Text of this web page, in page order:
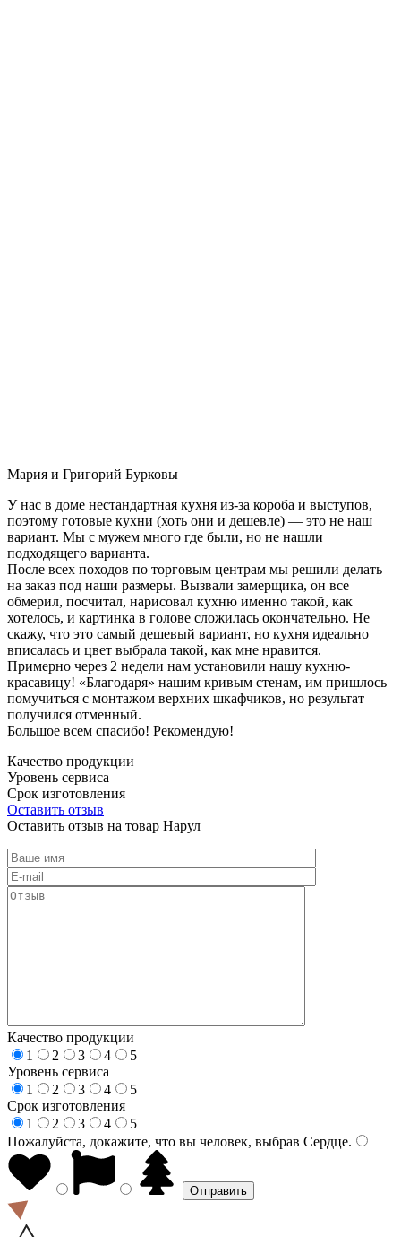
Мария и Григорий Бурковы
У нас в доме нестандартная кухня из-за короба и выступов,
поэтому готовые кухни (хоть они и дешевле) — это не наш
вариант. Мы с мужем много где были, но не нашли
подходящего варианта.
После всех походов по торговым центрам мы решили делать
на заказ под наши размеры. Вызвали замерщика, он все
обмерил, посчитал, нарисовал кухню именно такой, как
хотелось, и картинка в голове сложилась окончательно. Не
скажу, что это самый дешевый вариант, но кухня идеально
вписалась и цвет выбрала такой, как мне нравится.
Примерно через 2 недели нам установили нашу кухню-
красавицу! «Благодаря» нашим кривым стенам, им пришлось
помучиться с монтажом верхних шкафчиков, но результат
получился отменный.
Большое всем спасибо! Рекомендую!
Качество продукции
Уровень сервиса
Срок изготовления
Оставить отзыв
Оставить отзыв на товар Нарул
Качество продукции
1
2 3 4
5
Уровень сервиса
1
2 3 4
5
Срок изготовления
1
2 3 4
5
Пожалуйста, докажите, что вы человек, выбрав Сердце.